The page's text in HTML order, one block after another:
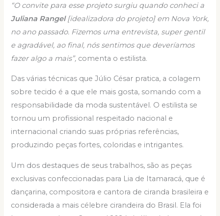
“O convite para esse projeto surgiu quando conheci a
Juliana Rangel[idealizadora do projeto] em Nova York,
no ano passado. Fizemos uma entrevista, super gentil
e agradável, ao final, nós sentimos que deveríamos
fazer algo a mais”, comenta o estilista.
Das várias técnicas que Júlio César pratica, a colagem
sobre tecido é a que ele mais gosta, somando com a
responsabilidade da moda sustentável. O estilista se
tornou um profissional respeitado nacional e
internacional criando suas próprias referências,
produzindo peças fortes, coloridas e intrigantes.
Um dos destaques de seus trabalhos, são as peças
exclusivas confeccionadas para Lia de Itamaracá, que é
dançarina, compositora e cantora de ciranda brasileira e
considerada a mais célebre cirandeira do Brasil. Ela foi